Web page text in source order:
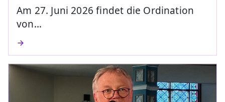
Am 27. Juni 2026 findet die Ordination
von…